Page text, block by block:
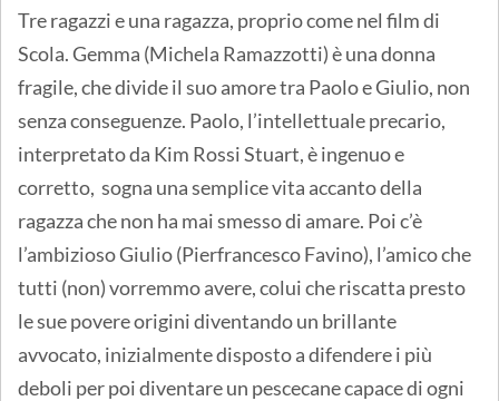
Tre ragazzi e una ragazza, proprio come nel film di
Scola. Gemma (Michela Ramazzotti) è una donna
fragile, che divide il suo amore tra Paolo e Giulio, non
senza conseguenze. Paolo, l’intellettuale precario,
interpretato da Kim Rossi Stuart, è ingenuo e
corretto, sogna una semplice vita accanto della
ragazza che non ha mai smesso di amare. Poi c’è
l’ambizioso Giulio (Pierfrancesco Favino), l’amico che
tutti (non) vorremmo avere, colui che riscatta presto
le sue povere origini diventando un brillante
avvocato, inizialmente disposto a difendere i più
deboli per poi diventare un pescecane capace di ogni